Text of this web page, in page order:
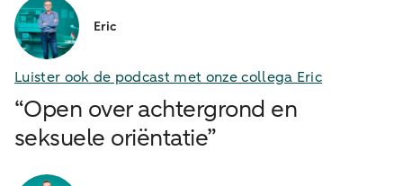
Eric
Luister ook de podcast met onze collega Eric
“Open over achtergrond en
seksuele oriëntatie”